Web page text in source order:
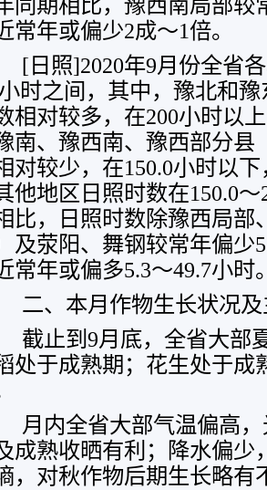
同期相比，豫西南局部较
常年或偏少2成～1倍。
照]2020年9月份全省各
时之间，其中，豫北和
相对较多，在200小时以
南、豫西南、豫西部分县
对较少，在150.0小时以
他地区日照时数在150.0
比，日照时数除豫西局部
及荥阳、舞钢较常年偏少
常年或偏多5.3～49.7小时
、本月作物生长状况及
止到9月底，全省大部
处于成熟期；花生处于成
内全省大部气温偏高，
成熟收晒有利；降水偏少
，对秋作物后期生长略有